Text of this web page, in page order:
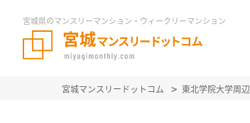
宮城県のマンスリーマンション・ウィークリーマンション
宮城マンスリードットコム 東北学院大学周辺